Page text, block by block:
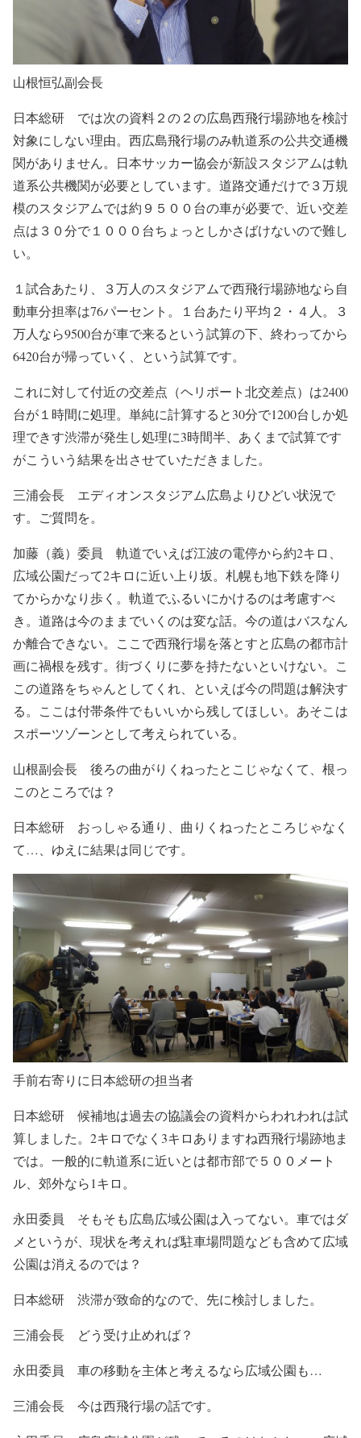
山根恒弘副会長
日本総研 では次の資料２の２の広島西飛行場跡地を検討
対象にしない理由。西広島飛行場のみ軌道系の公共交通機
関がありません。日本サッカー協会が新設スタジアムは軌
道系公共機関が必要としています。道路交通だけで３万規
模のスタジアムでは約９５００台の車が必要で、近い交差
点は３０分で１０００台ちょっとしかさばけないので難し
い。
１試合あたり、３万人のスタジアムで西飛行場跡地なら自
動車分担率は76パーセント。１台あたり平均２・４人。３
万人なら9500台が車で来るという試算の下、終わってから
6420台が帰っていく、という試算です。
これに対して付近の交差点（ヘリポート北交差点）は2400
台が１時間に処理。単純に計算すると30分で1200台しか処
理できす渋滞が発生し処理に3時間半、あくまで試算です
がこういう結果を出させていただきました。
三浦会長 エディオンスタジアム広島よりひどい状況で
す。ご質問を。
加藤（義）委員 軌道でいえば江波の電停から約2キロ、
広域公園だって2キロに近い上り坂。札幌も地下鉄を降り
てからかなり歩く。軌道でふるいにかけるのは考慮すべ
き。道路は今のままでいくのは変な話。今の道はバスなん
か離合できない。ここで西飛行場を落とすと広島の都市計
画に禍根を残す。街づくりに夢を持たないといけない。こ
この道路をちゃんとしてくれ、といえば今の問題は解決す
る。ここは付帯条件でもいいから残してほしい。あそこは
スポーツゾーンとして考えられている。
山根副会長 後ろの曲がりくねったとこじゃなくて、根っ
このところでは？
日本総研 おっしゃる通り、曲りくねったところじゃなく
て…、ゆえに結果は同じです。
手前右寄りに日本総研の担当者
日本総研 候補地は過去の協議会の資料からわれわれは試
算しました。2キロでなく3キロありますね西飛行場跡地ま
では。一般的に軌道系に近いとは都市部で５００メート
ル、郊外なら1キロ。
永田委員 そもそも広島広域公園は入ってない。車ではダ
メというが、現状を考えれば駐車場問題なども含めて広域
公園は消えるのでは？
日本総研 渋滞が致命的なので、先に検討しました。
三浦会長 どう受け止めれば？
永田委員 車の移動を主体と考えるなら広域公園も…
三浦会長 今は西飛行場の話です。